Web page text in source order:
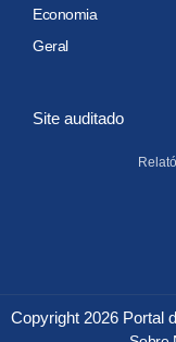
Economia
Geral
Site auditado
Copyright 2026 Portal